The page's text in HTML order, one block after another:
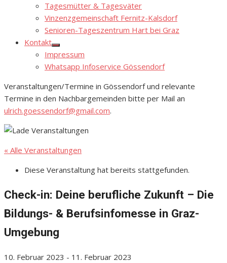
Tagesmütter & Tagesväter
Vinzenzgemeinschaft Fernitz-Kalsdorf
Senioren-Tageszentrum Hart bei Graz
Kontakt
Show
sub
menu
Impressum
Whatsapp Infoservice Gössendorf
Veranstaltungen/Termine in Gössendorf und relevante
Termine in den Nachbargemeinden bitte per Mail an
ulrich.goessendorf@gmail.com.
« Alle Veranstaltungen
Diese Veranstaltung hat bereits stattgefunden.
Check-in: Deine berufliche Zukunft – Die
Bildungs- & Berufsinfomesse in Graz-
Umgebung
10. Februar 2023 - 11. Februar 2023